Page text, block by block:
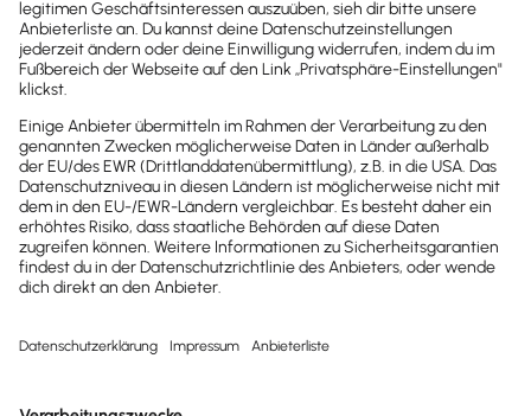
Tell Your Story
Menschen, die groß träumen
und das Richtige machen
Mit unserer Inititative „Tell Your Story“ machen wir
bei Lexware inspirierende Geschichten sichtbar, die
zeigen, dass man als Unternehmen eine bessere
Welt gestalten kann. So viele Selbstständige zeigen:
Nachhaltig wirtschaften geht. Und das Schöne
sondern wirklich etwas tun.